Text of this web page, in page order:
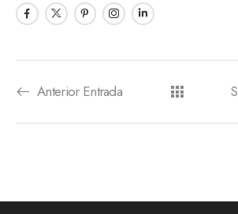
Anterior Entrada